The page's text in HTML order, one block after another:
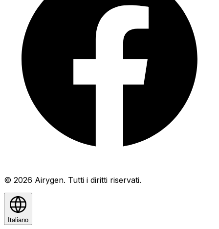
© 2026 Airygen. Tutti i diritti riservati.
Italiano